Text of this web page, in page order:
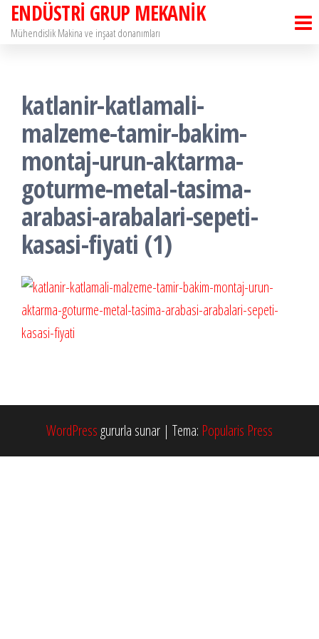
İçeriğe
atla
ENDÜSTRİ GRUP MEKANİK
Mühendislik Makina ve inşaat donanımları
katlanir-katlamali-
malzeme-tamir-bakim-
montaj-urun-aktarma-
goturme-metal-tasima-
arabasi-arabalari-sepeti-
kasasi-fiyati (1)
WordPress gururla sunar | Tema: Popularis Press